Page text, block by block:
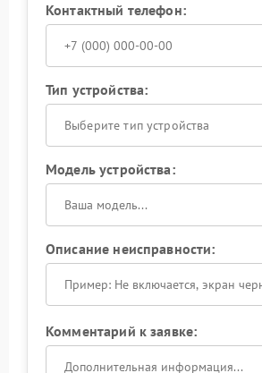
Контактный телефон:
Тип устройства:
Выберите тип устройства
Модель устройства:
Описание неисправности:
Комментарий к заявке: